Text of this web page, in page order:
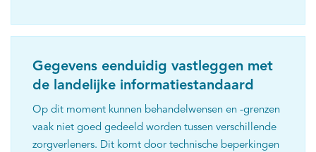
Gegevens eenduidig vastleggen met
de landelijke informatiestandaard
Op dit moment kunnen behandelwensen en -grenzen
vaak niet goed gedeeld worden tussen verschillende
zorgverleners. Dit komt door technische beperkingen